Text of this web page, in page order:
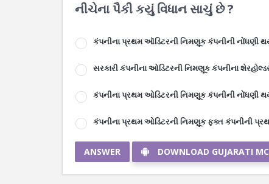
નીચેના પૈકી કયું વિધાન સાચું છે ?
કંપનીના પ્રથમ ઑડિટરની નિમણૂક કંપનીની નોંધણી
સરકારી કંપનીના ઓડિટરની નિમણૂક કંપનીના
કંપનીના પ્રથમ ઓડિટરની નિમણૂક કંપનીની નોંધણી
કંપનીના પ્રથમ ઓડિટરની નિમણૂક ફક્ત કંપનીની
ANSWER DOWNLOAD GUJARATI